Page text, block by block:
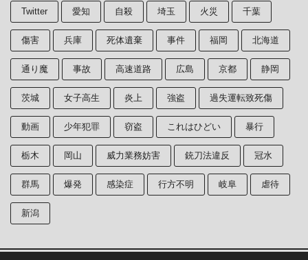
Twitter 愛知 自殺 埼玉 火災 千葉
傷害 兵庫 死体遺棄 事件 福岡 北海道
通り魔 事故 高速道路 広島 京都 静岡
茨城 女子高生 炎上 強盗 過失運転致死傷
動画 少年犯罪 窃盗 これはひどい 暴行
栃木 岡山 威力業務妨害 銃刀法違反 冠水
群馬 爆発 感染症 行方不明 岐阜 虐待
新潟